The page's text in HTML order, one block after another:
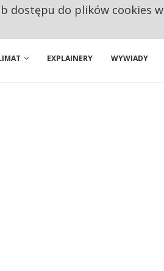
EXPLAINERY WYWIADY
dostępu do plików cookies w